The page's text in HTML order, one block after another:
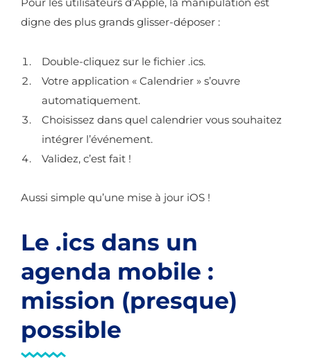
digne des plus grands glisser-déposer :
Double-cliquez sur le fichier .ics.
Votre application « Calendrier » s’ouvre
automatiquement.
Choisissez dans quel calendrier vous souhaitez
intégrer l’événement.
Validez, c’est fait !
Aussi simple qu’une mise à jour iOS !
Le .ics dans un
agenda mobile :
mission (presque)
possible